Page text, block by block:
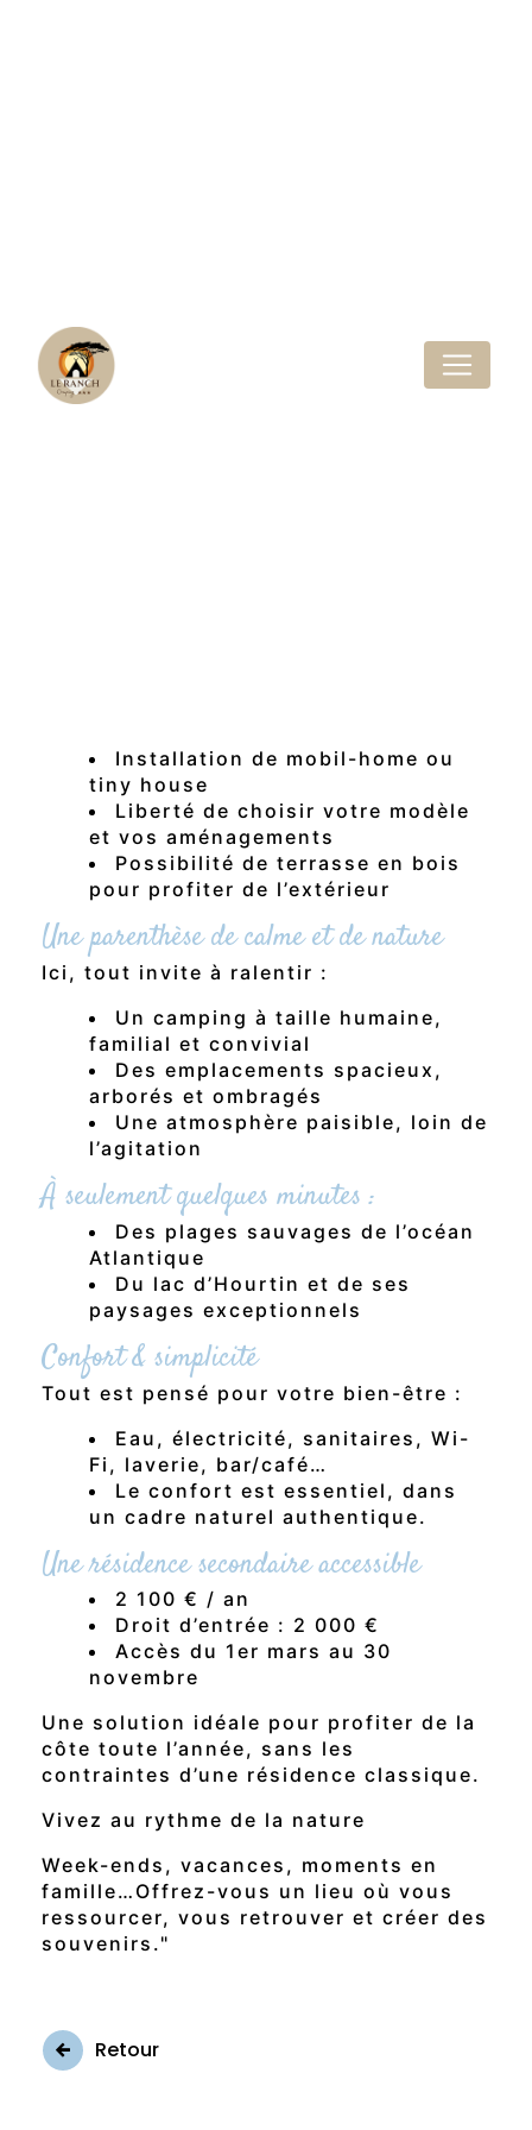
forêt
Et si vous aviez votre propre coin de
paradis sur la côte Atlantique ?
Installation de mobil-home ou
tiny house
Liberté de choisir votre modèle
et vos aménagements
Possibilité de terrasse en bois
pour profiter de l’extérieur
Une parenthèse de calme et de nature
Ici, tout invite à ralentir :
Un camping à taille humaine,
familial et convivial
Des emplacements spacieux,
arborés et ombragés
Une atmosphère paisible, loin de
l’agitation
À seulement quelques minutes :
Des plages sauvages de l’océan
Atlantique
Du lac d’Hourtin et de ses
paysages exceptionnels
Confort & simplicité
Tout est pensé pour votre bien-être :
Eau, électricité, sanitaires, Wi-
Fi, laverie, bar/café…
Le confort est essentiel, dans
un cadre naturel authentique.
Une résidence secondaire accessible
2 100 € / an
Droit d’entrée : 2 000 €
Accès du 1er mars au 30
novembre
Une solution idéale pour profiter de la
côte toute l’année, sans les
contraintes d’une résidence classique.
Vivez au rythme de la nature
Week-ends, vacances, moments en
famille…Offrez-vous un lieu où vous
ressourcer, vous retrouver et créer des
souvenirs."
Retour